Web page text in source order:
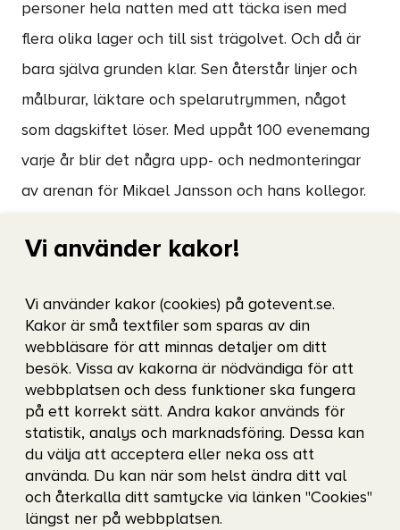
personer hela natten med att täcka isen med
flera olika lager och till sist trägolvet. Och då är
bara själva grunden klar. Sen återstår linjer och
målburar, läktare och spelarutrymmen, något
som dagskiftet löser. Med uppåt 100 evenemang
varje år blir det några upp- och nedmonteringar
av arenan för Mikael Jansson och hans kollegor.
flexibilitet. Går RIK till slutspel blir det
slutspel ställs det andra krav på
arenan och planeringen ändras, säger
han.
Det överlägset största förvandlingsnumret är
Gothenburg Horse Show. Inte bara själva arenan
byggs om utan ytor som mässans garage blir
stall, sporthallarna blir ackrediterings-center och
Vi använder kakor!
Vi använder kakor (cookies) på gotevent.se.
Kakor är små textfiler som sparas av din
webbläsare för att minnas detaljer om ditt
besök. Vissa av kakorna är nödvändiga för att
webbplatsen och dess funktioner ska fungera
på ett korrekt sätt. Andra kakor används för
statistik, analys och marknadsföring. Dessa kan
du välja att acceptera eller neka oss att
använda. Du kan när som helst ändra ditt val
och återkalla ditt samtycke via länken "Cookies"
längst ner på webbplatsen.